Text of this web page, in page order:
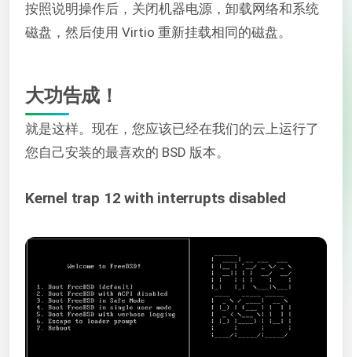
按照说明操作后，关闭机器电源，卸载网络和系统
磁盘，然后使用 Virtio 重新挂载相同的磁盘。
大功告成！
就是这样。现在，您应该已经在我们的云上运行了
您自己安装的最喜欢的 BSD 版本。
Kernel trap 12 with interrupts disabled